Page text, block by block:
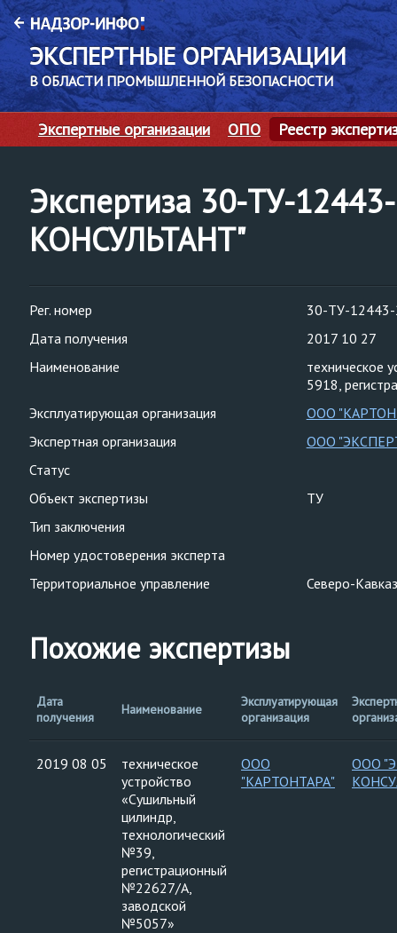
ЭКСПЕРТНЫЕ ОРГАНИЗАЦИИ
В ОБЛАСТИ ПРОМЫШЛЕННОЙ БЕЗОПАСНОСТИ
Экспертные организации ОПО Реестр
Экспертиза 30-ТУ-
КОНСУЛЬТАНТ"
Рег. номер
30-ТУ-
Дата получения
2017 10 27
Наименование
техническое
5918,
Эксплуатирующая организация
ООО
Экспертная организация
ООО
Статус
Объект экспертизы
ТУ
Тип заключения
Номер удостоверения эксперта
Территориальное управление
Северо-
Похожие экспертизы
Дата
получения
Наименование
Эксплуатирующая
организация
2019 08 05
техническое
устройство
«Сушильный
цилиндр,
технологический
№39,
регистрационный
№22627/А,
заводской
№5057»
ООО
"КАРТОНТАРА"
ООО